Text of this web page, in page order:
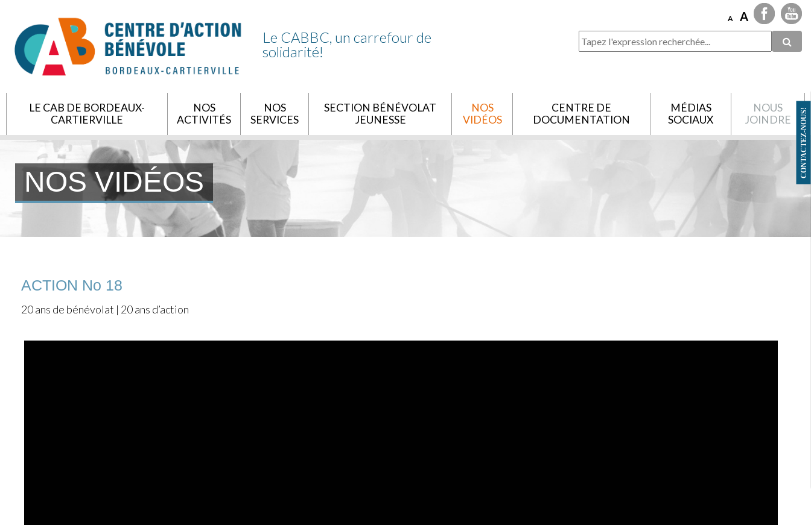
CONTACTEZ-NOUS!
A A
Le CABBC, un carrefour de
solidarité!
LE CAB DE BORDEAUX-
CARTIERVILLE
NOS
ACTIVITÉS
NOS
SERVICES
SECTION BÉNÉVOLAT
JEUNESSE
NOS
VIDÉOS
CENTRE DE
DOCUMENTATION
MÉDIAS
SOCIAUX
NOUS
JOINDRE
NOS VIDÉOS
ACTION No 18
20 ans de bénévolat | 20 ans d’action